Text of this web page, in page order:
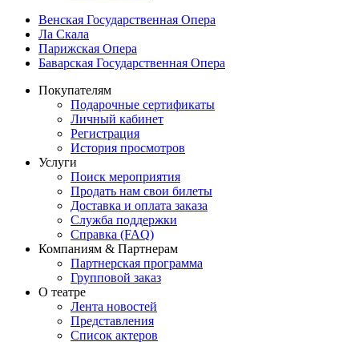
Венская Государственная Опера
Ла Скала
Парижская Опера
Баварская Государственная Опера
Покупателям
Подарочные сертификаты
Личный кабинет
Регистрация
История просмотров
Услуги
Поиск мероприятия
Продать нам свои билеты
Доставка и оплата заказа
Служба поддержки
Справка (FAQ)
Компаниям & Партнерам
Партнерская программа
Групповой заказ
О театре
Лента новостей
Представления
Список актеров